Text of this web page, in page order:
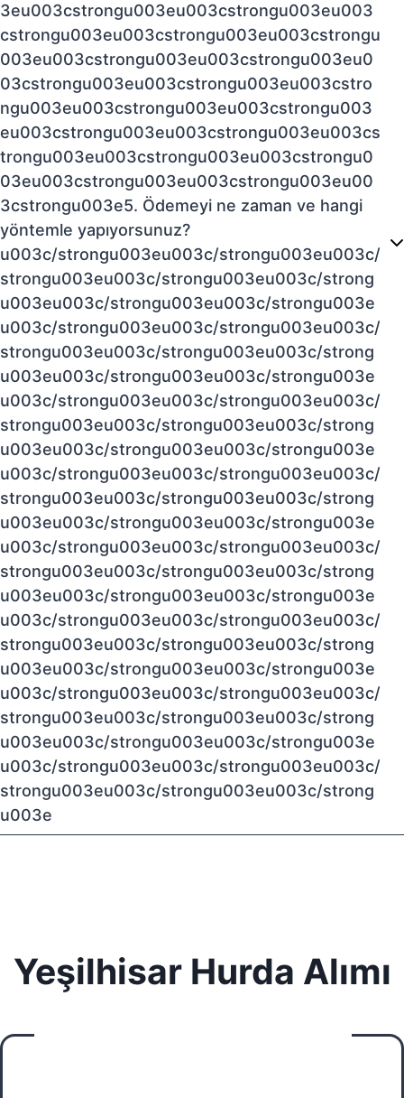
3eu003cstrongu003eu003cstrongu003eu003
cstrongu003eu003cstrongu003eu003cstrongu
003eu003cstrongu003eu003cstrongu003eu0
03cstrongu003eu003cstrongu003eu003cstro
ngu003eu003cstrongu003eu003cstrongu003
eu003cstrongu003eu003cstrongu003eu003cs
trongu003eu003cstrongu003eu003cstrongu0
03eu003cstrongu003eu003cstrongu003eu00
3cstrongu003e5. Ödemeyi ne zaman ve hangi
yöntemle yapıyorsunuz?
u003c/strongu003eu003c/strongu003eu003c/
strongu003eu003c/strongu003eu003c/strong
u003eu003c/strongu003eu003c/strongu003e
u003c/strongu003eu003c/strongu003eu003c/
strongu003eu003c/strongu003eu003c/strong
u003eu003c/strongu003eu003c/strongu003e
u003c/strongu003eu003c/strongu003eu003c/
strongu003eu003c/strongu003eu003c/strong
u003eu003c/strongu003eu003c/strongu003e
u003c/strongu003eu003c/strongu003eu003c/
strongu003eu003c/strongu003eu003c/strong
u003eu003c/strongu003eu003c/strongu003e
u003c/strongu003eu003c/strongu003eu003c/
strongu003eu003c/strongu003eu003c/strong
u003eu003c/strongu003eu003c/strongu003e
u003c/strongu003eu003c/strongu003eu003c/
strongu003eu003c/strongu003eu003c/strong
u003eu003c/strongu003eu003c/strongu003e
u003c/strongu003eu003c/strongu003eu003c/
strongu003eu003c/strongu003eu003c/strong
u003eu003c/strongu003eu003c/strongu003e
u003c/strongu003eu003c/strongu003eu003c/
strongu003eu003c/strongu003eu003c/strong
u003e
Yeşilhisar Hurda Alımı